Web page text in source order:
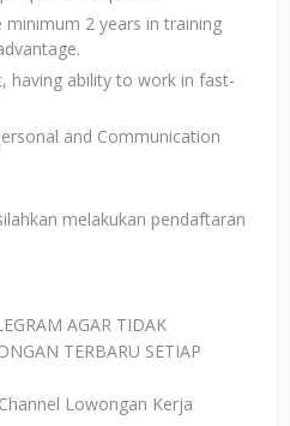
minimum 2 years in training
having ability to work in fast-
and Communication
melakukan pendaftaran
AGAR TIDAK
TERBARU SETIAP
Lowongan Kerja